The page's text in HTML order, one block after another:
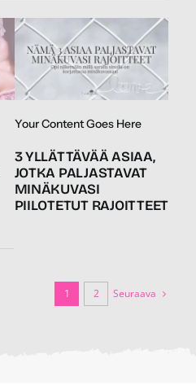
Your Content Goes Here
3 YLLÄTTÄVÄÄ ASIAA,
JOTKA PALJASTAVAT
MINÄKUVASI
PIILOTETUT RAJOITTEET
1 2 Seuraava